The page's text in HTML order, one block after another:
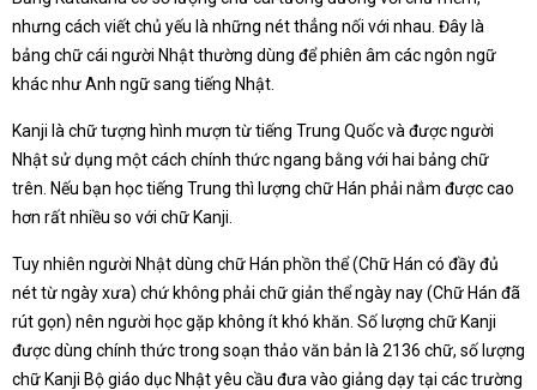
nhưng cách viết chủ yếu là những nét thẳng nối với nhau. Đây là
bảng chữ cái người Nhật thường dùng để phiên âm các ngôn ngữ
khác như Anh ngữ sang tiếng Nhật.
Kanji là chữ tượng hình mượn từ tiếng Trung Quốc và được người
Nhật sử dụng một cách chính thức ngang bằng với hai bảng chữ
trên. Nếu bạn học tiếng Trung thì lượng chữ Hán phải nắm được cao
hơn rất nhiều so với chữ Kanji.
Tuy nhiên người Nhật dùng chữ Hán phồn thể (Chữ Hán có đầy đủ
nét từ ngày xưa) chứ không phải chữ giản thể ngày nay (Chữ Hán đã
rút gọn) nên người học gặp không ít khó khăn. Số lượng chữ Kanji
được dùng chính thức trong soạn thảo văn bản là 2136 chữ, số lượng
chữ Kanji Bộ giáo dục Nhật yêu cầu đưa vào giảng dạy tại các trường